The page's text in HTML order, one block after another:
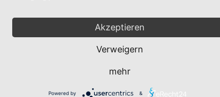
den " Namen HORTUS nach Markus Gastl" tragen kann, der
Beugen der Kriterien ist nicht zielführend. Das Drei Zonen
und ausreichend Chancen zur Entwicklung.
ist und kein Garten, an dem ein Schild hängt.
Wie funktioniert die Eintragung Eurer Gartenprojekte
Akzeptieren
Verweigern
mehr
Powered by &